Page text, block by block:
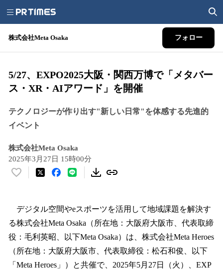
株式会社Meta Osaka フォロー
5/27、EXPO2025大阪・関西万博で「メタバー
ス・XR・AIアワード」を開催
テクノロジーが作り出す"新しい日常"を体感する先進的
イベント
株式会社Meta Osaka
2025年3月27日 15時00分
い
！
数
を
読
み
込
デジタル空間やeスポーツを活用して地域課題を解決す
る株式会社Meta Osaka（所在地：大阪府大阪市、代表取締
役：毛利英昭、以下Meta Osaka）は、株式会社Meta Heroes
（所在地：大阪府大阪市、代表取締役：松石和俊、以下
「Meta Heroes」）と共催で、2025年5月27日（火）、EXP